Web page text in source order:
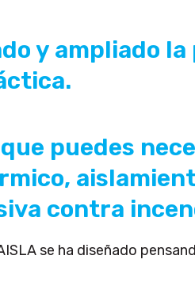
y ampliado
puedes
contra
se ha diseñado